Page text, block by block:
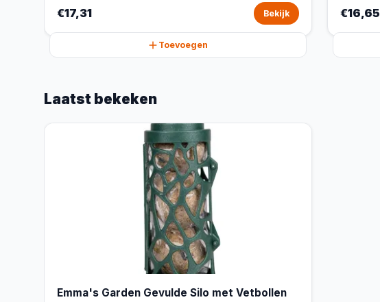
€17,31 Bekijk
Toevoegen
€16,65
Laatst bekeken
Emma's Garden Gevulde Silo met Vetbollen